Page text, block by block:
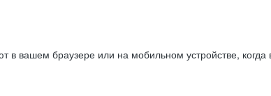
вашем браузере или на мобильном устройстве, когда